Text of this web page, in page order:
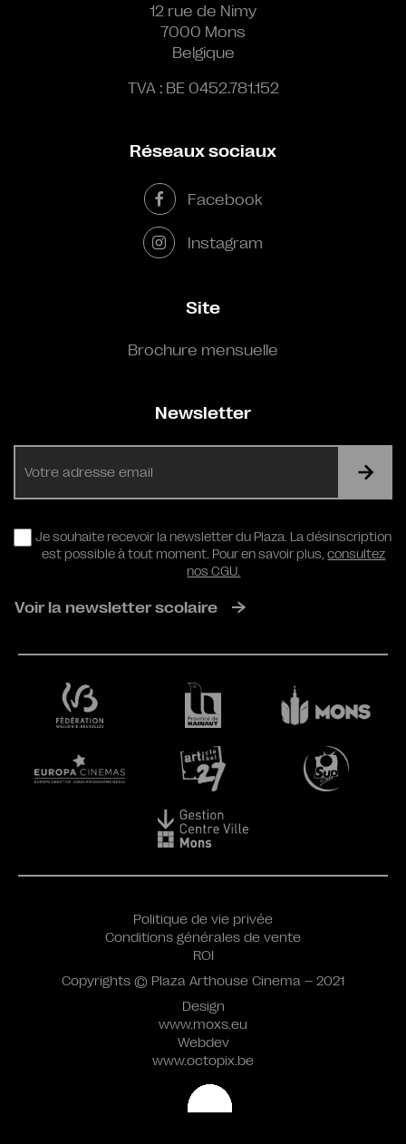
12 rue de Nimy
7000 Mons
Belgique
TVA : BE 0452.781.152
Réseaux sociaux
Facebook
Instagram
Site
Brochure mensuelle
Newsletter
RGPD
Je souhaite recevoir la newsletter du Plaza. La désinscription
est possible à tout moment. Pour en savoir plus,consultez
nos CGU.
Voir la newsletter scolaire
Design
www.moxs.eu
Webdev
www.octopix.be
Politique de vie privée
Conditions générales de vente
ROI
Copyrights © Plaza Arthouse Cinema – 2021